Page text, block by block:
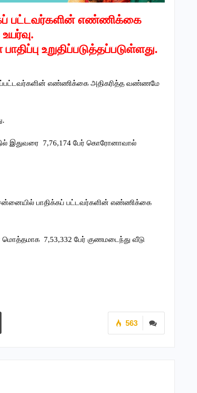
பட்டவர்களின் எண்ணிக்கை
உயர்வு.
உறுதிப்படுத்தப்படுள்ளது.
எண்ணிக்கை அதிகரித்த வண்ணமே
இதுவரை 7,76,174 பேர் கொரோனாவால்
பாதிக்கப் பட்டவர்களின் எண்ணிக்கை
மொத்தமாக 7,53,332 பேர் குணமடைந்து வீடு
563